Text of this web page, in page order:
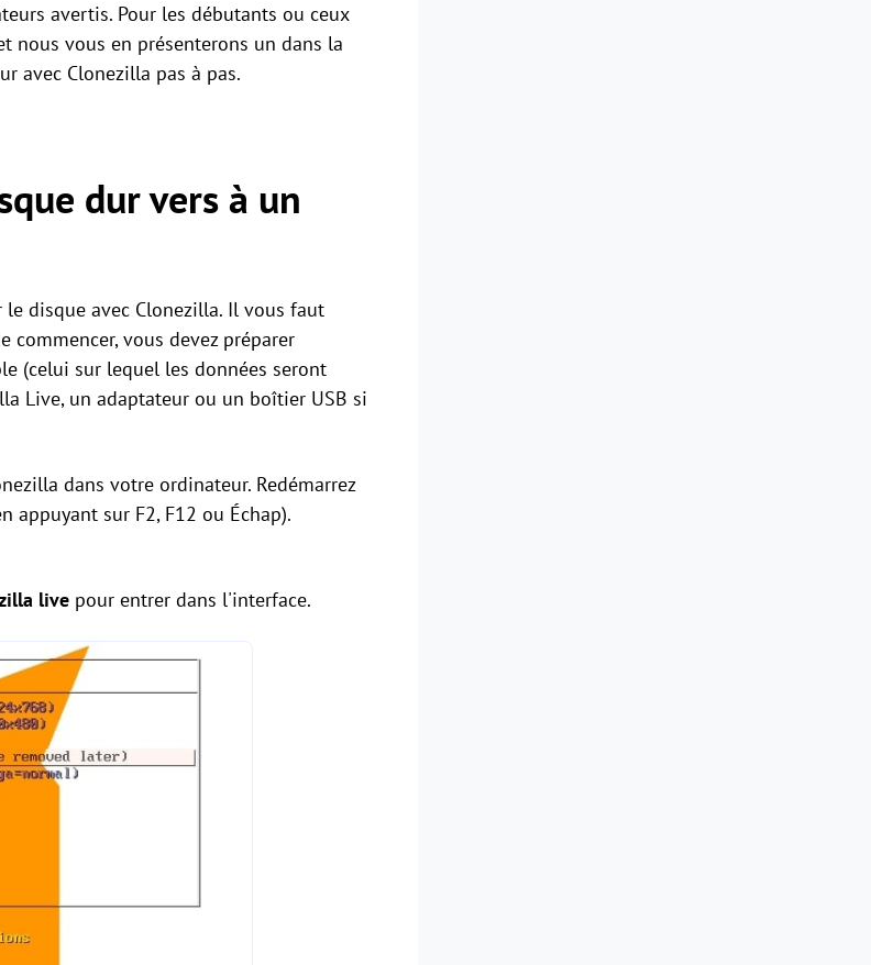
avertis. Pour les débutants ou ceux
nous vous en présenterons un dans la
avec Clonezilla pas à pas.
dur vers à un
disque avec Clonezilla. Il vous faut
commencer, vous devez préparer
(celui sur lequel les données seront
Live, un adaptateur ou un boîtier USB si
dans votre ordinateur. Redémarrez
appuyant sur F2, F12 ou Échap).
live pour entrer dans l'interface.